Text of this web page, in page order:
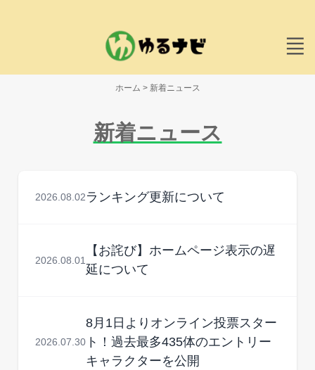
ホーム > 新着ニュース
新着ニュース
2026.08.02ランキング更新について
2026.08.01
【お詫び】ホームページ表示の遅
延について
2026.07.30
8月1日よりオンライン投票スター
ト！過去最多435体のエントリー
キャラクターを公開